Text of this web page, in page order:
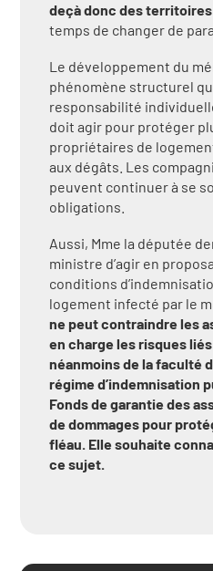
deçà donc des
temps de changer de
Le développement du
phénomène structurel
responsabilité
doit agir pour protéger
propriétaires de
aux dégâts. Les
peuvent continuer à se
obligations.
Aussi, Mme la députée
ministre d’agir en
conditions
logement infecté par le
ne peut contraindre les
en charge les risques
néanmoins de la faculté
régime d’indemnisation
Fonds de garantie des
de dommages pour
fléau. Elle souhaite
ce sujet.